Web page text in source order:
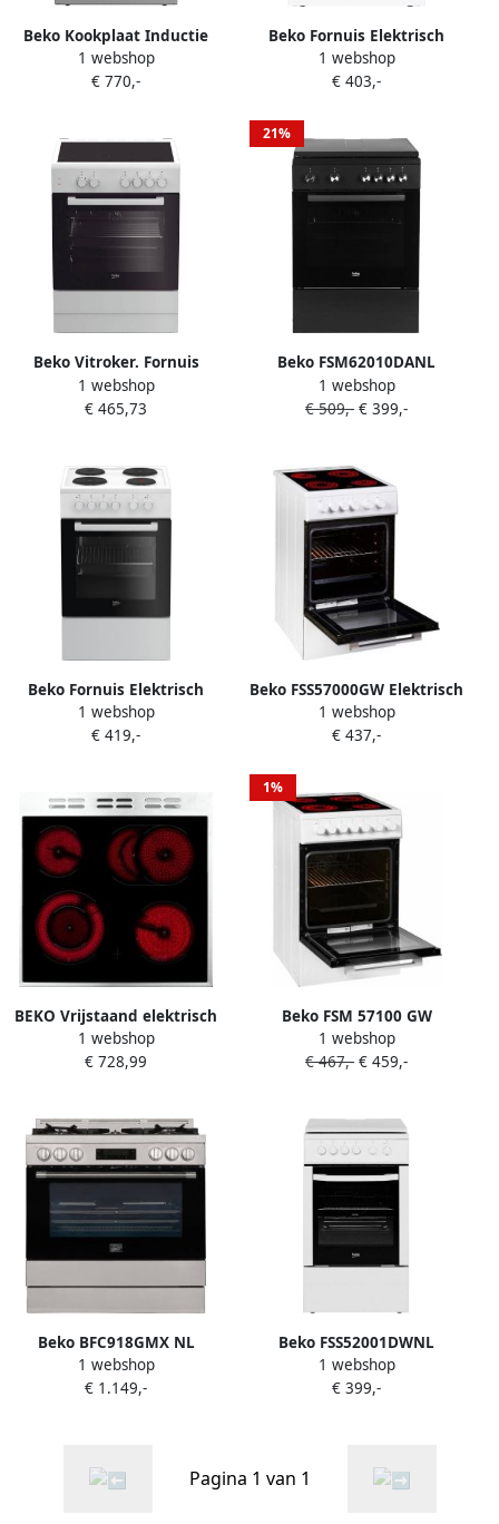
Beko Kookplaat Inductie
FSM89302GXS |
Inductiefornuizen |
1 webshop
€ 770,-
Beko Fornuis Elektrisch
FSS66000GW | Elektrische
fornuizen | Keuken&Koken
1 webshop
€ 403,-
Beko Vitroker. Fornuis
Fsm67010Gw |
Vitrokeramische fornuizen |
1 webshop
€ 465,73
21%
Beko FSM62010DANL
Gasfornuis Antraciet
1 webshop
€ 509,- € 399,-
Beko Fornuis Elektrisch
FSS56000GW | Elektrische
fornuizen | Keuken&Koken
1 webshop
€ 419,-
Beko FSS57000GW Elektrisch
fornuis Vrijstaand
Keramisch Zwart Wit Aantal
1 webshop
€ 437,-
BEKO Vrijstaand elektrisch
fornuis FSM67320G met
restwarmte-indicator
1 webshop
€ 728,99
1%
Beko FSM 57100 GW
Vitrokeramisch Fornuis A |
Vitrokeramische fornuizen |
1 webshop
€ 467,- € 459,-
Beko BFC918GMX NL
Gasfornuis Grijs
1 webshop
€ 1.149,-
Beko FSS52001DWNL
Gasfornuis Wit
1 webshop
€ 399,-
Pagina 1 van 1